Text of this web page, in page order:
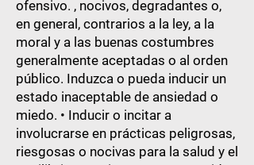
ofensivo. , nocivos, degradantes o,
en general, contrarios a la ley, a la
moral y a las buenas costumbres
generalmente aceptadas o al orden
público. Induzca o pueda inducir un
estado inaceptable de ansiedad o
miedo. • Inducir o incitar a
involucrarse en prácticas peligrosas,
riesgosas o nocivas para la salud y el